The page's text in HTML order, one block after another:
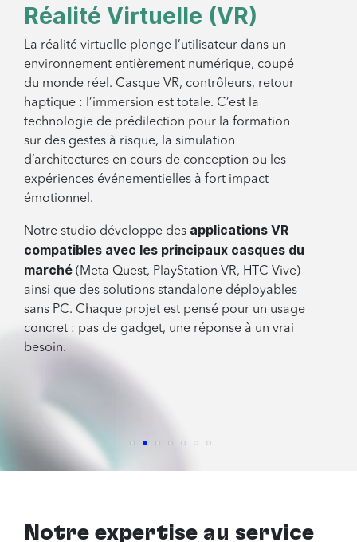
Réalité Virtuelle (VR)
La réalité virtuelle plonge l’utilisateur dans un
environnement entièrement numérique, coupé
du monde réel. Casque VR, contrôleurs, retour
haptique : l’immersion est totale. C’est la
technologie de prédilection pour la formation
sur des gestes à risque, la simulation
d’architectures en cours de conception ou les
expériences événementielles à fort impact
émotionnel.
Notre studio développe des applications VR
compatibles avec les principaux casques du
marché (Meta Quest, PlayStation VR, HTC Vive)
ainsi que des solutions standalone déployables
sans PC. Chaque projet est pensé pour un usage
concret : pas de gadget, une réponse à un vrai
besoin.
Notre expertise au service